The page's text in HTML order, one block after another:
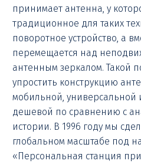
принимает антенна, у
традиционное для таких
поворотное устройство, а
перемещается над
антенным зеркалом. Такой
упростить конструкцию
мобильной, универсальной
дешевой по сравнению с
истории. В 1996 году мы
глобальном масштабе под
«Персональная станция